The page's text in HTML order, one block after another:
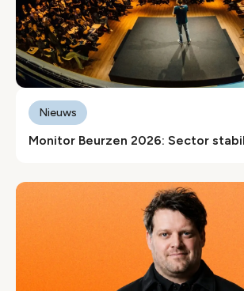
Monitor Beurzen 2026: Sector
Nieuws